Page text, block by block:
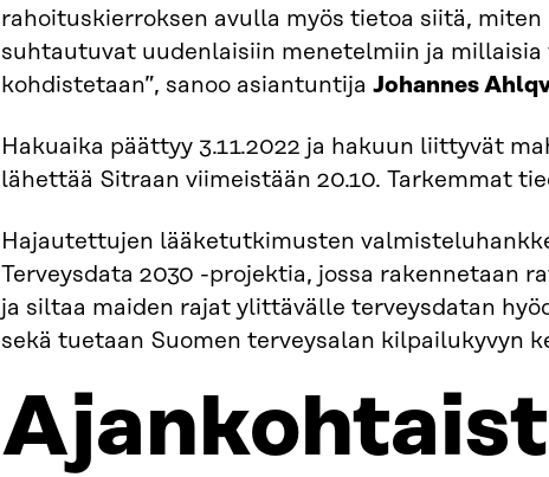
rahoituskierroksen avulla myös tietoa siitä,
suhtautuvat uudenlaisiin menetelmiin ja millaisia
kohdistetaan”, sanoo asiantuntija Johannes
Hakuaika päättyy 3.11.2022 ja hakuun liittyvät
lähettää Sitraan viimeistään 20.10. Tarkemmat
Hajautettujen lääketutkimusten
Terveysdata 2030 -projektia, jossa rakennetaan
ja siltaa maiden rajat ylittävälle terveysdatan
sekä tuetaan Suomen terveysalan kilpailukyvyn